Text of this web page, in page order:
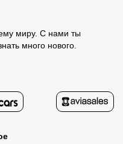
миру. С нами ты
много нового.